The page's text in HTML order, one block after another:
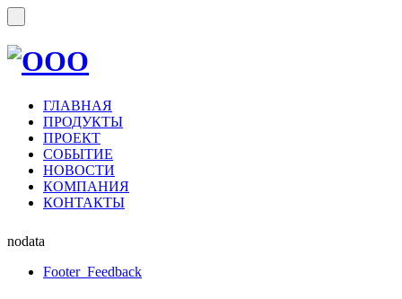
ГЛАВНАЯ
ПРОДУКТЫ
ПРОЕКТ
СОБЫТИЕ
НОВОСТИ
КОМПАНИЯ
КОНТАКТЫ
nodata
Footer_Feedback